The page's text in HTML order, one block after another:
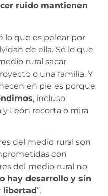
ruido mantienen
lo que es pelear por
de ella. Sé lo que
rural sacar
o una familia. Y
en pie es porque
, incluso
León recorta o mira
del medio rural son
con
del medio rural no
hay desarrollo y sin
libertad”.